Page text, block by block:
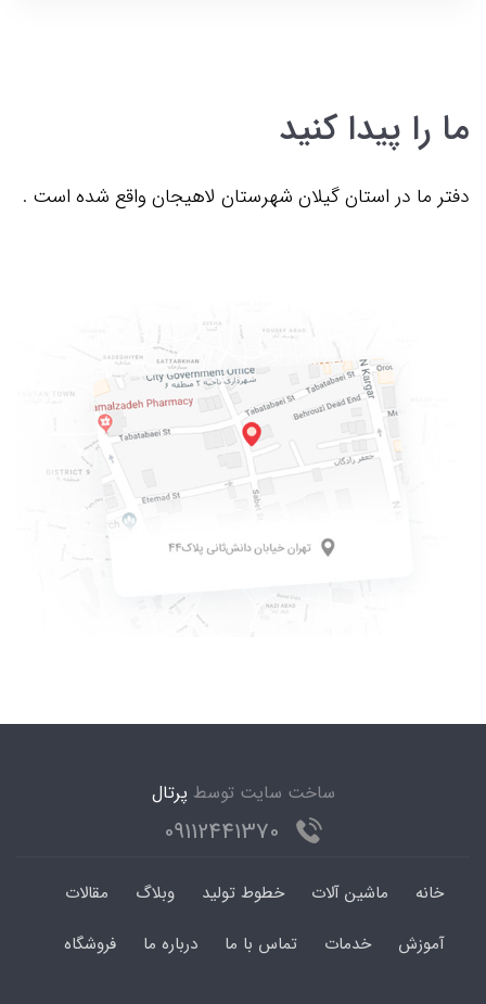
ما را پیدا کنید
دفتر ما در استان گیلان شهرستان لاهیجان واقع شده است .
ساخت سایت توسط پرتال
خانه ماشین آلات خطوط تولید وبلاگ
مقالات
آموزش
خدمات تماس با ما درباره ما فروشگاه